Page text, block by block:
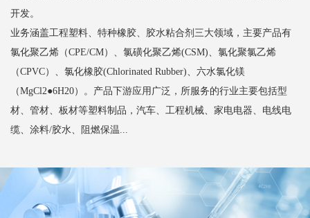
开发。
业务涵盖工程塑料、特种橡胶、胶水粘合剂三大领域，主要产品有
氯化聚乙烯（CPE/CM）、氯磺化聚乙烯(CSM)、氯化聚氯乙烯
（CPVC）、氯化橡胶(Chlorinated Rubber)、六水氯化镁
（MgCl2●6H20）。产品下游应用广泛，所服务的行业主要包括型
材、管材、板材等塑料制品，汽车、工程机械、家电电器、电线电
缆、涂料/胶水、阻燃保温...